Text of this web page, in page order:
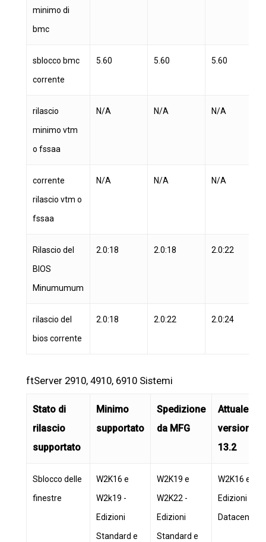
minimo di
bmc
sblocco bmc
corrente
5.60 5.60 5.60
rilascio
minimo vtm
o fssaa
N/A N/A N/A
corrente
rilascio vtm o
fssaa
N/A N/A N/A
Rilascio del
BIOS
Minumumum
2.0:18 2.0:18 2.0:22
rilascio del
bios corrente
2.0:18 2.0:22 2.0:24
ftServer 2910, 4910, 6910 Sistemi
Stato di
rilascio
supportato
Minimo
supportato
Spedizione
da MFG
Attuale
versione
13.2
Sblocco delle
finestre
W2K16 e
W2k19 -
Edizioni
Standard e
W2K19 e
W2K22 -
Edizioni
Standard e
W2K16 e
Edizioni
Datacenter